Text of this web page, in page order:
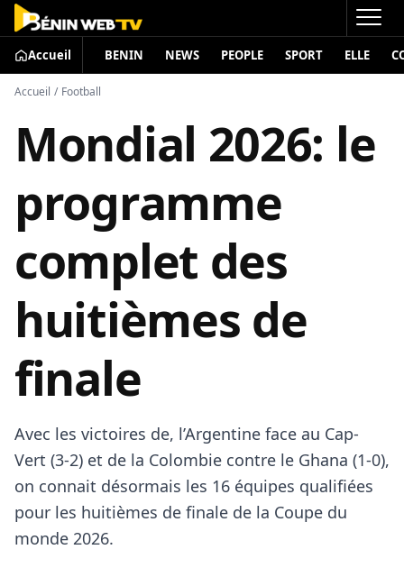
Accueil BENIN NEWS PEOPLE SPORT ELLE
Accueil / Football
Mondial 2026: le
programme
complet des
huitièmes de
finale
Avec les victoires de, l’Argentine face au Cap-
Vert (3-2) et de la Colombie contre le Ghana (1-0),
on connait désormais les 16 équipes qualifiées
pour les huitièmes de finale de la Coupe du
monde 2026.